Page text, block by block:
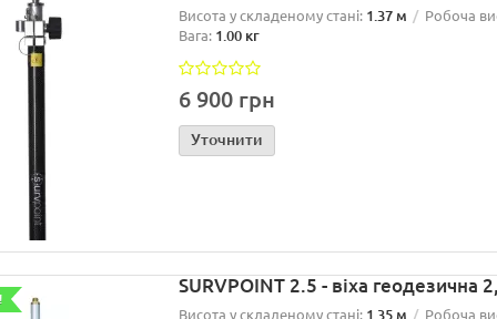
Висота у складеному стані: 1.37 м
Робоча
Вага: 1.00 кг
6 900 грн
Уточнити
SURVPOINT 2.5 - віха
Висота у складеному стані: 1.35 м Робоча